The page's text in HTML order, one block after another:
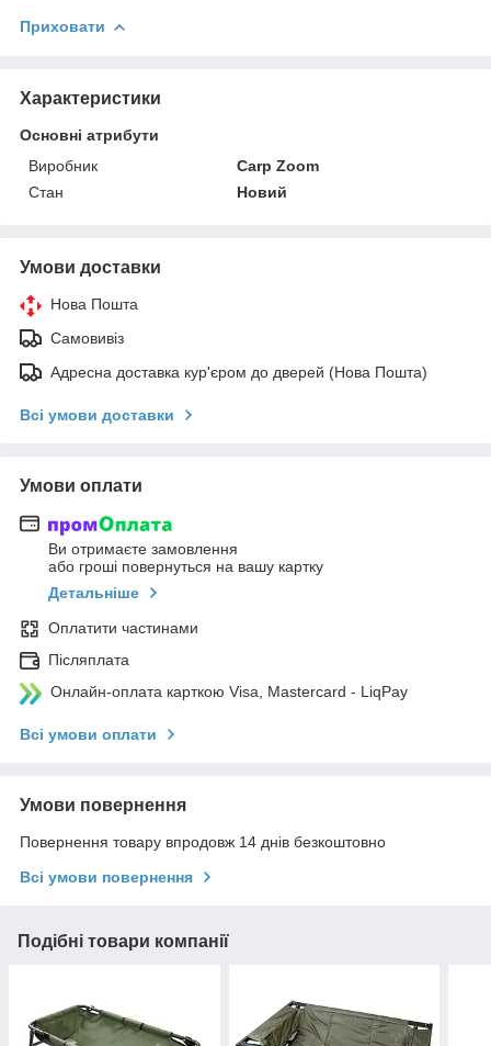
Приховати
Характеристики
Основні атрибути
Виробник
Carp Zoom
Стан
Новий
Умови доставки
Нова Пошта
Самовивіз
Адресна доставка кур'єром до дверей (Нова Пошта)
Всі умови доставки
Умови оплати
Ви отримаєте замовлення
або гроші повернуться на вашу картку
Детальніше
Оплатити частинами
Післяплата
Онлайн-оплата карткою Visa, Mastercard - LiqPay
Всі умови оплати
Умови повернення
Повернення товару впродовж 14 днів безкоштовно
Всі умови повернення
Подібні товари компанії